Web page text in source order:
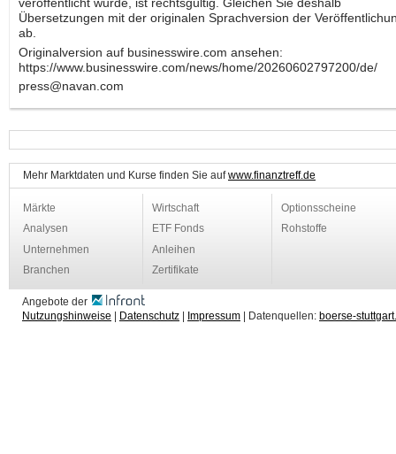
veröffentlicht wurde, ist rechtsgültig. Gleichen Sie deshalb
Übersetzungen mit der originalen Sprachversion der
ab.
Originalversion auf businesswire.com ansehen:
https://www.businesswire.com/news/home/20260602797200/de/
press@navan.com
Mehr Marktdaten und Kurse finden Sie aufwww.finanztreff.de
Märkte
Analysen
Unternehmen
Branchen
Wirtschaft
ETF Fonds
Anleihen
Zertifikate
Optionsscheine
Rohstoffe
Angebote der
Nutzungshinweise
Datenschutz Impressum | Datenquellen: boerse-